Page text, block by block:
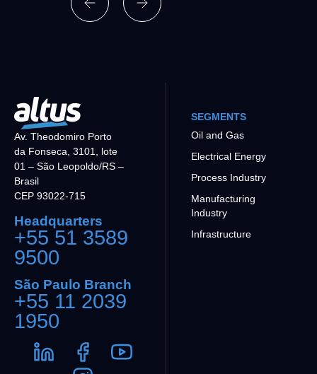
Av. Theodomiro Porto
da Fonseca, 3101, lote
01 – São Leopoldo/RS –
Brasil
CEP 93022-715
Headquarters
+55 51 3589
9500
São Paulo Branch
+55 11 2039
1950
SEGMENTS
Oil and Gas
Electrical Energy
Process Industry
Manufacturing
Industry
Infrastructure